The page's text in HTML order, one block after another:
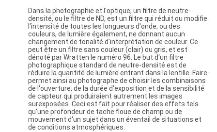
Dans la photographie et l'optique, un filtre de neutre-
densité, ou le filtre de ND, est un filtre qui réduit ou modifie
l'intensité de toutes les longueurs d'onde, ou des
couleurs, de lumière également, ne donnant aucun
changement de tonalité d'interprétation de couleur. Ce
peut être un filtre sans couleur (clair) ou gris, et est
dénoté par Wratten le numéro 96. Le but d'un filtre
photographique standard de neutre-densité est de
réduire la quantité de lumière entrant dans la lentille. Faire
permet ainsi au photographe de choisir les combinaisons
de l'ouverture, de la durée d'exposition et de la sensibilité
de capteur qui produiraient autrement les images
surexposées. Ceci est fait pour réaliser des effets tels
qu'une profondeur de tache floue de champ ou de
mouvement d'un sujet dans un éventail de situations et
de conditions atmosphériques.